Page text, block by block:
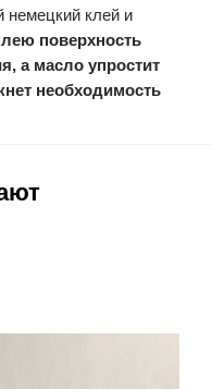
немецкий клей и
поверхность
а масло упростит
необходимость